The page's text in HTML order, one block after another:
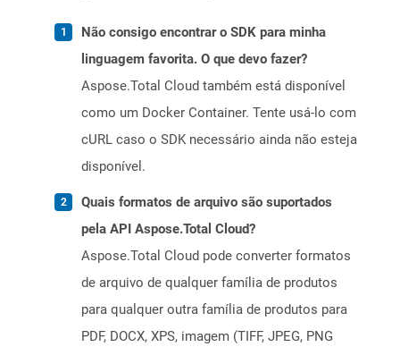
Não consigo encontrar o SDK para minha
linguagem favorita. O que devo fazer?
Aspose.Total Cloud também está disponível
como um Docker Container. Tente usá-lo com
cURL caso o SDK necessário ainda não esteja
disponível.
Quais formatos de arquivo são suportados
pela API Aspose.Total Cloud?
Aspose.Total Cloud pode converter formatos
de arquivo de qualquer família de produtos
para qualquer outra família de produtos para
PDF, DOCX, XPS, imagem (TIFF, JPEG, PNG